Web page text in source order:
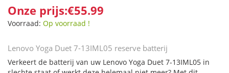
Onze prijs:€55.99
Voorraad: Op voorraad !
Lenovo Yoga Duet 7-13IML05 reserve batterij
Verkeert de batterij van uw Lenovo Yoga Duet 7-13IML05 in